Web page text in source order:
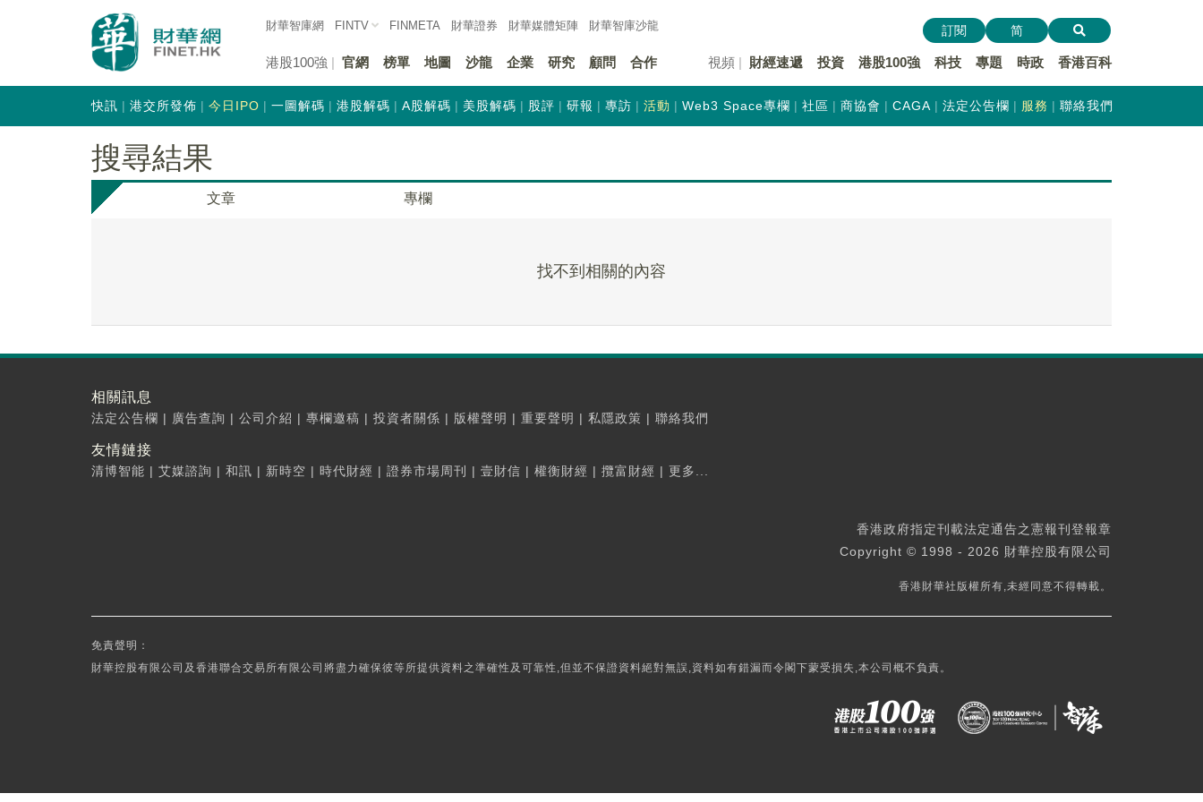
財華智庫網 FINTV FINMETA 財華證券 財華媒體矩陣 財華智庫沙龍
港股100強 官網 榜單 地圖 沙龍 企業 研究 顧問 合作 視頻 財經速遞 投資 港股100強 科技 專題 時政 香港百科
訂閱 简
快訊 港交所發佈 今日IPO 一圖解碼 港股解碼 A股解碼 美股解碼 股評 研報 專訪 活動 Web3 Space專欄 社區 商協會 CAGA 法定公告欄 服務 聯絡我們
搜尋結果
文章 專欄
找不到相關的內容
相關訊息
法定公告欄 | 廣告查詢 | 公司介紹 | 專欄邀稿 | 投資者關係 | 版權聲明 | 重要聲明 | 私隱政策 | 聯絡我們
友情鏈接
清博智能 | 艾媒諮詢 | 和訊 | 新時空 | 時代財經 | 證券市場周刊 | 壹財信 | 權衡財經 | 攬富財經 | 更多...
香港政府指定刊載法定通告之憲報刊登報章
Copyright © 1998 - 2026 財華控股有限公司
香港財華社版權所有,未經同意不得轉載。
免責聲明：
財華控股有限公司及香港聯合交易所有限公司將盡力確保彼等所提供資料之準確性及可靠性,但並不保證資料絕對無誤,資料如有錯漏而令閣下蒙受損失,本公司概不負責。